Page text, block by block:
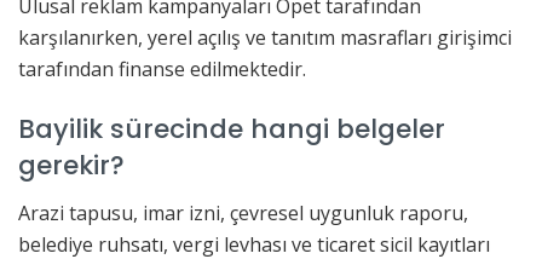
Ulusal reklam kampanyaları Opet tarafından
karşılanırken, yerel açılış ve tanıtım masrafları girişimci
tarafından finanse edilmektedir.
Bayilik sürecinde hangi belgeler
gerekir?
Arazi tapusu, imar izni, çevresel uygunluk raporu,
belediye ruhsatı, vergi levhası ve ticaret sicil kayıtları